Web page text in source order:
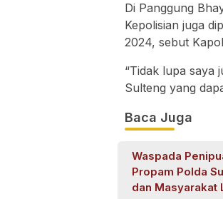
Di Panggung
Kepolisian juga
2024, sebut
“Tidak lupa saya
Sulteng yang
Baca Juga
Waspada
Propam Polda
dan Masyarakat